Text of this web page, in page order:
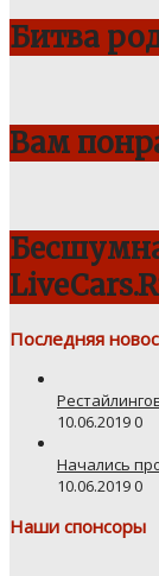
Битва
Вам
Последняя
10.06.20190
Начались
10.06.20190
Наши спонсоры